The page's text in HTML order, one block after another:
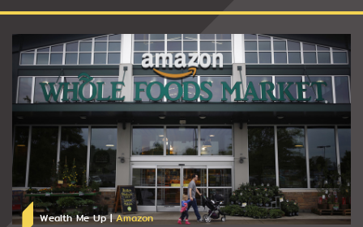
Wealth Me Up |Amazon